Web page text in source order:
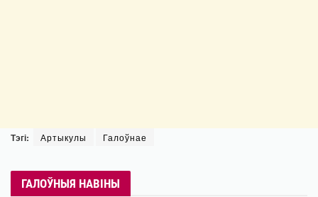
Тэгі: Артыкулы Галоўнае
ГАЛОЎНЫЯ НАВІНЫ